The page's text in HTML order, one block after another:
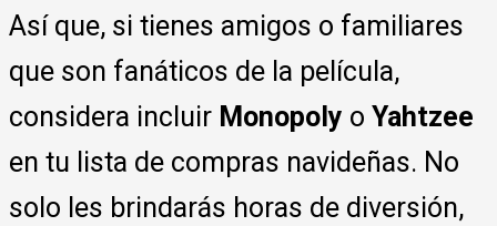
Así que, si tienes amigos o familiares
que son fanáticos de la película,
considera incluir Monopoly o Yahtzee
en tu lista de compras navideñas. No
solo les brindarás horas de diversión,